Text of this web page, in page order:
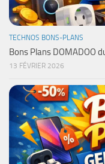
TECHNOS BONS-PLANS
Bons Plans DOMADOO
13 FÉVRIER 2026